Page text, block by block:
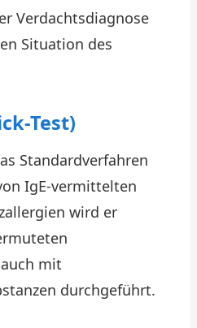
Verdachtsdiagnose
Situation des
Test)
Standardverfahren
IgE-vermittelten
wird er
mit
durchgeführt.